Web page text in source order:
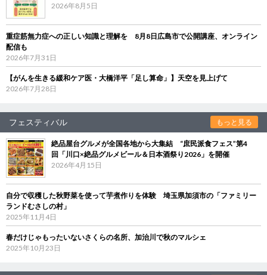
2026年8月5日
重症筋無力症への正しい知識と理解を 8月8日広島市で公開講座、オンライン
配信も
2026年7月31日
【がんを生きる緩和ケア医・大橋洋平「足し算命」】天空を見上げて
2026年7月28日
フェスティバル もっと見る
絶品屋台グルメが全国各地から大集結 “庶民派食フェス”第4
回「川口×絶品グルメビール＆日本酒祭り2026」を開催
2026年4月15日
自分で収穫した秋野菜を使って芋煮作りを体験 埼玉県加須市の「ファミリー
ランドむさしの村」
2025年11月4日
春だけじゃもったいないさくらの名所、加治川で秋のマルシェ
2025年10月23日